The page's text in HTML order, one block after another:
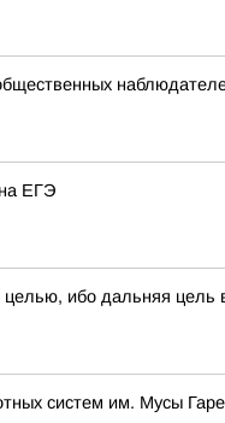
ЕГЭ
ибо дальняя цель
систем им. Мусы